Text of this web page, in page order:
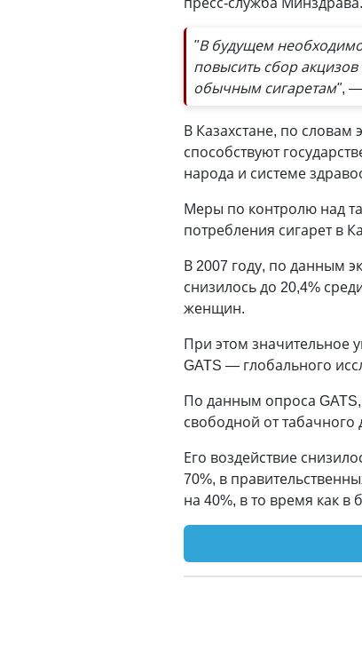
"В будущем
повысить сбор
обычным сигаретам", —
В Казахстане, по словам
способствуют
народа и системе
Меры по контролю над
потребления сигарет в
В 2007 году, по данным
снизилось до 20,4%
женщин.
При этом значительное
GATS — глобального
По данным опроса
свободной от табачного
Его воздействие
70%, в
на 40%, в то время как в